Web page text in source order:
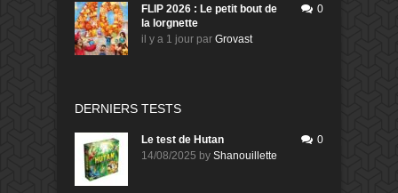
FLIP 2026 : Le petit bout de
la lorgnette
il y a 1 jour par Grovast
0
DERNIERS TESTS
Le test de Hutan
14/08/2025 by Shanouillette
0